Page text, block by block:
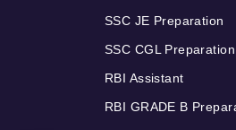
SSC JE Preparation
SSC CGL Preparation
RBI Assistant
RBI GRADE B